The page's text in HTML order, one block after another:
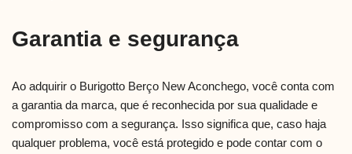
Garantia e segurança
Ao adquirir o Burigotto Berço New Aconchego, você conta com
a garantia da marca, que é reconhecida por sua qualidade e
compromisso com a segurança. Isso significa que, caso haja
qualquer problema, você está protegido e pode contar com o